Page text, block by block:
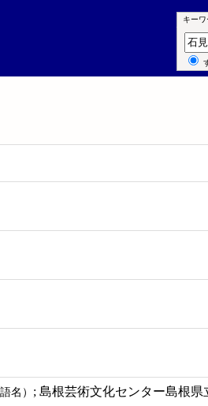
キー
キ
名） ; 島根芸術文化センター島根県立石見美